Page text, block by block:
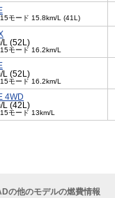
モード 15.8km/L (41L)
L (52L)
モード 16.2km/L
L (52L)
モード 16.2km/L
4WD
L (42L)
モード 13km/L
の他のモデルの燃費情報